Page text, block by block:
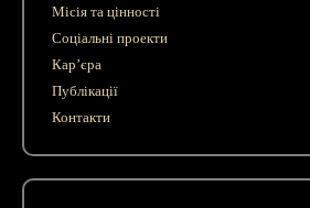
Місія та цінності
Соціальні проекти
Кар’єра
Публікації
Контакти